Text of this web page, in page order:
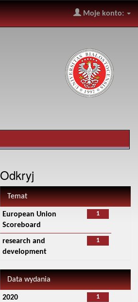
Moje konto:
Odkryj
Temat
1
European Union
Scoreboard
1
research and
development
Data wydania
1
2020